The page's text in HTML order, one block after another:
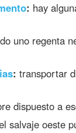
: hay
uno regenta
: transportar
dispuesto a
salvaje oeste